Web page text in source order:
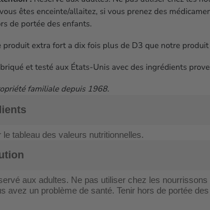
le tableau des valeurs nutritionnelles.
aux adultes. Ne pas utiliser chez les
avez un problème de santé. Tenir hors de portée